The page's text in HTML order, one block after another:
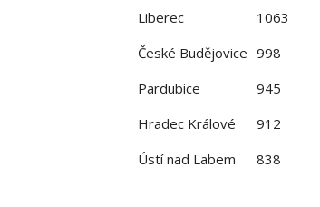
Liberec
1063
České Budějovice 998
Pardubice
945
Hradec Králové
912
Ústí nad Labem
838